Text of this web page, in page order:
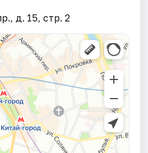
д. 15, стр. 2